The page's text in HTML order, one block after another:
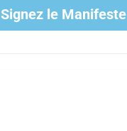
Signez le Manifeste